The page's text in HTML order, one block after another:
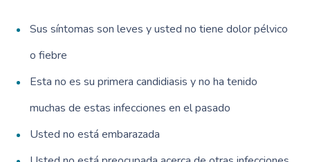
Sus síntomas son leves y usted no tiene dolor pélvico
o fiebre
Esta no es su primera candidiasis y no ha tenido
muchas de estas infecciones en el pasado
Usted no está embarazada